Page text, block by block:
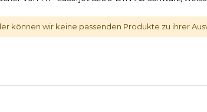
können wir keine passenden Produkte zu ihrer